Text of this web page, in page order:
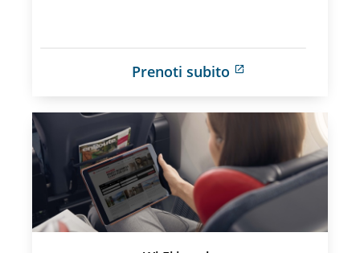
Prenoti subito
che
potrebbe
soddisfare
le
linee
guida
sull'accessibilità